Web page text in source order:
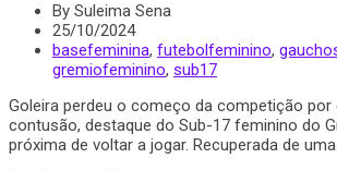
By Suleima Sena
25/10/2024
basefeminina, futebolfeminino,
gremiofeminino, sub17
Goleira perdeu o começo da competição por
contusão, destaque do Sub-17 feminino do
próxima de voltar a jogar. Recuperada de